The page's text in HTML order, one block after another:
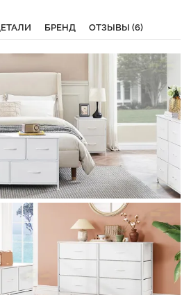
БРЕНД ОТЗЫВЫ (6)